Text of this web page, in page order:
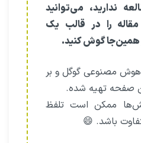
ندارید، می‌توانید
را در قالب یک
گوش کنید.
مصنوعی گوگل و بر
صفحه تهیه شده.
ممکن است تلفظ
باشد. 😄